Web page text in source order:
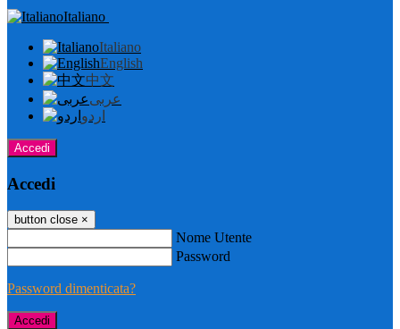
Italiano
Italiano
English
中文
عربى
اردو
Accedi
Accedi
button close ×
Nome Utente
Password
Password dimenticata?